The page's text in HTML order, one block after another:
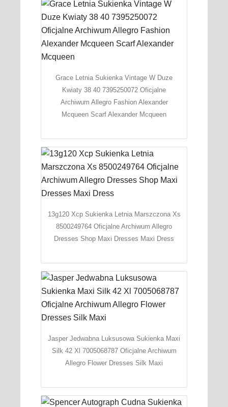
Grace Letnia Sukienka Vintage W Duze
Kwiaty 38 40 7395250072 Oficjalne
Archiwum Allegro Fashion Alexander
Mcqueen Scarf Alexander Mcqueen
13g120 Xcp Sukienka Letnia Marszczona Xs
8500249764 Oficjalne Archiwum Allegro
Dresses Shop Maxi Dresses Maxi Dress
Jasper Jedwabna Luksusowa Sukienka Maxi
Silk 42 Xl 7005068787 Oficjalne Archiwum
Allegro Flower Dresses Silk Maxi